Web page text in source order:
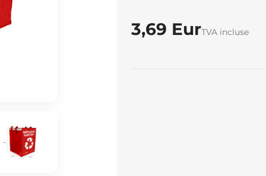
3,69 EurTVA incluse